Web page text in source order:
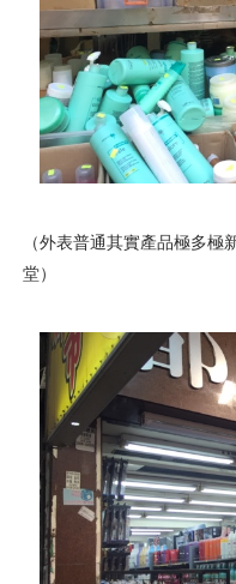
（外表普通其實產品極多
堂）